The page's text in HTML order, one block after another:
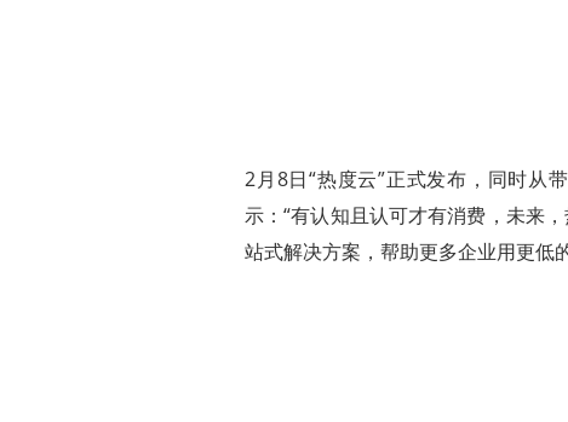
2月8日“热度云”正式发布，同时从
示：“有认知且认可才有消费，未来
站式解决方案，帮助更多企业用更低